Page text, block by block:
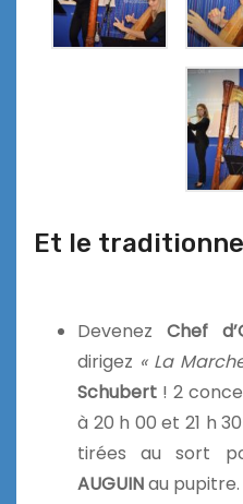
Et le
Devenez Chef
dirigez « La
Schubert ! 2
à 20 h 00 et 21 h
tirées au sort
AUGUINau pupitre.